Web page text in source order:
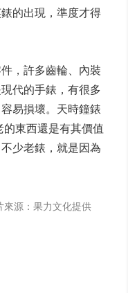
的出現，準度才得
，許多齒輪、內裝
代的手錶，有很多
易損壞。天時鐘錶
東西還是有其價值
少老錶，就是因為
來源：果力文化提供